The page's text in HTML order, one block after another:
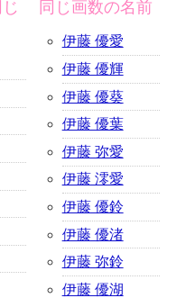
同じ画数の名前
伊藤 優愛
伊藤 優輝
伊藤 優葵
伊藤 優葉
伊藤 弥愛
伊藤 澪愛
伊藤 優鈴
伊藤 優渚
伊藤 弥鈴
伊藤 優湖